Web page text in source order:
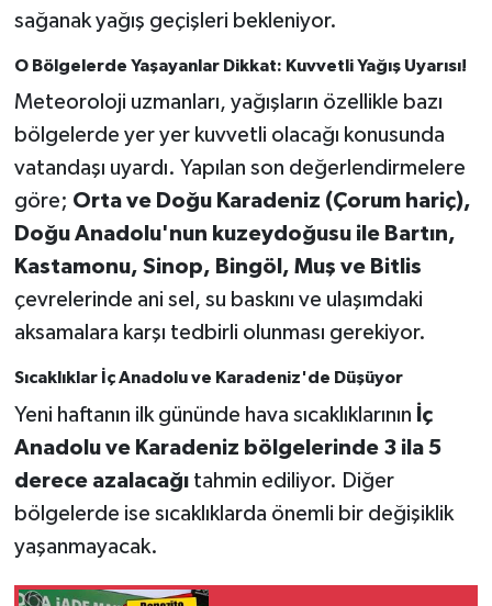
sağanak yağış geçişleri bekleniyor.
O Bölgelerde Yaşayanlar Dikkat: Kuvvetli Yağış Uyarısı!
Meteoroloji uzmanları, yağışların özellikle bazı
bölgelerde yer yer kuvvetli olacağı konusunda
vatandaşı uyardı. Yapılan son değerlendirmelere
göre; Orta ve Doğu Karadeniz (Çorum hariç),
Doğu Anadolu'nun kuzeydoğusu ile Bartın,
Kastamonu, Sinop, Bingöl, Muş ve Bitlis
çevrelerinde ani sel, su baskını ve ulaşımdaki
aksamalara karşı tedbirli olunması gerekiyor.
Sıcaklıklar İç Anadolu ve Karadeniz'de Düşüyor
Yeni haftanın ilk gününde hava sıcaklıklarının İç
Anadolu ve Karadeniz bölgelerinde 3 ila 5
derece azalacağıtahmin ediliyor. Diğer
bölgelerde ise sıcaklıklarda önemli bir değişiklik
yaşanmayacak.